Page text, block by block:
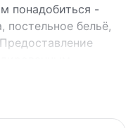
понадобиться -
постельное бельё,